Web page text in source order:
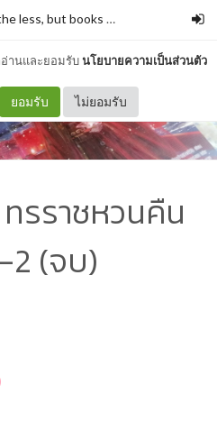
อ่านและยอมรับนโยบายความเป็นส่วนตัว
ยอมรับ ไม่ยอมรับ
I love not man the less, but books more รั่วชิงบ้านส
รราชหวนคืน
2 (จบ)